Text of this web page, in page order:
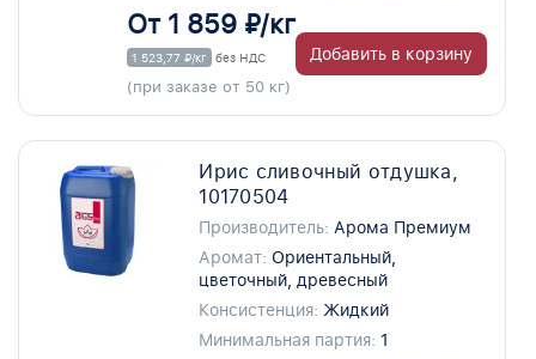
От 1 859 ₽/кг
1 523,77 ₽/кг без НДС
(при заказе от 50 кг)
Добавить в корзину
Ирис сливочный отдушка,
10170504
Производитель: Арома Премиум
Аромат: Ориентальный,
цветочный, древесный
Консистенция: Жидкий
Минимальная партия: 1